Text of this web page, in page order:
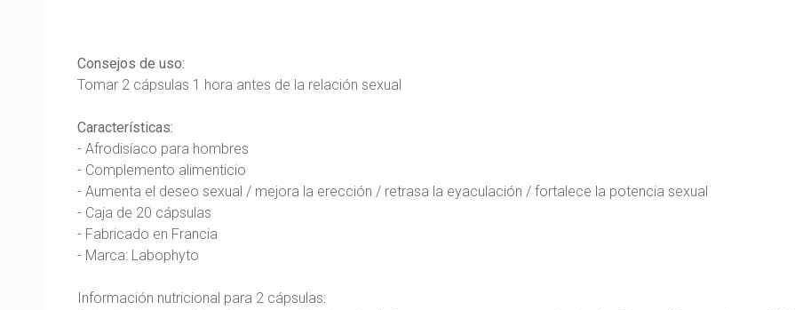
Consejos de uso:
Tomar 2 cápsulas 1 hora antes de la relación sexual
Características:
- Afrodisíaco para hombres
- Complemento alimenticio
- Aumenta el deseo sexual / mejora la erección / retrasa la eyaculación / fortalece la potencia sexual
- Caja de 20 cápsulas
- Fabricado en Francia
- Marca: Labophyto
Información nutricional para 2 cápsulas: